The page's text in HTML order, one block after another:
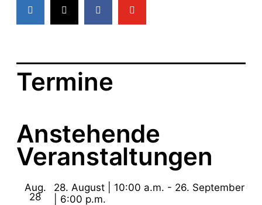
Termine
Anstehende
Veranstaltungen
Aug.
28
28. August | 10:00 a.m. - 26. September
| 6:00 p.m.